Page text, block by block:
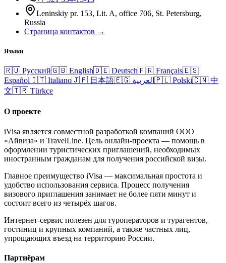
Leninskiy pr. 153, Lit. A, office 706, St. Petersburg,
Russia
Страница контактов →
Языки
🇷🇺 Русский🇬🇧 English🇩🇪 Deutsch🇫🇷 Français🇪🇸
Español🇮🇹 Italiano🇯🇵 日本語🇪🇬 العربية 🇵🇱 Polski🇨🇳 中
文🇹🇷 Türkçe
О проекте
iVisa является совместной разработкой компаний ООО
«Айвиза» и TravelLine. Цель онлайн-проекта — помощь в
оформлении туристических приглашений, необходимых
иностранным гражданам для получения российской визы.
Главное преимущество iVisa — максимальная простота и
удобство использования сервиса. Процесс получения
визового приглашения занимает не более пяти минут и
состоит всего из четырёх шагов.
Интернет-сервис полезен для туроператоров и турагентов,
гостиниц и крупных компаний, а также частных лиц,
упрощающих въезд на территорию России.
Партнёрам